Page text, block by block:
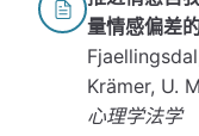
量情感偏差
Krämer, U.
心理学法学